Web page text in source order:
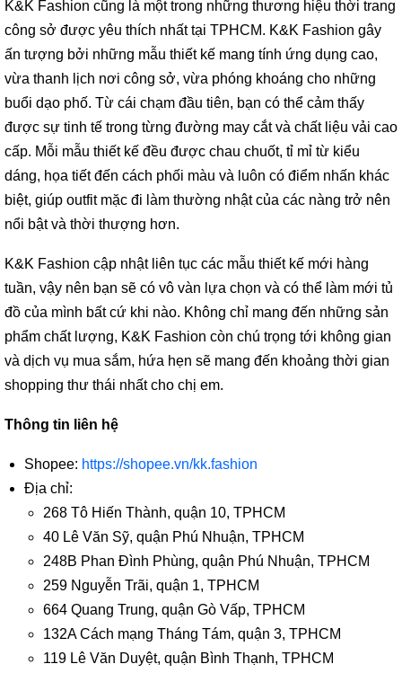
K&K Fashion cũng là một trong những thương hiệu thời trang
công sở được yêu thích nhất tại TPHCM. K&K Fashion gây
ấn tượng bởi những mẫu thiết kế mang tính ứng dụng cao,
vừa thanh lịch nơi công sở, vừa phóng khoáng cho những
buổi dạo phố. Từ cái chạm đầu tiên, bạn có thể cảm thấy
được sự tinh tế trong từng đường may cắt và chất liệu vải cao
cấp. Mỗi mẫu thiết kế đều được chau chuốt, tỉ mỉ từ kiểu
dáng, họa tiết đến cách phối màu và luôn có điểm nhấn khác
biệt, giúp outfit mặc đi làm thường nhật của các nàng trở nên
nổi bật và thời thượng hơn.
K&K Fashion cập nhật liên tục các mẫu thiết kế mới hàng
tuần, vậy nên bạn sẽ có vô vàn lựa chọn và có thể làm mới tủ
đồ của mình bất cứ khi nào. Không chỉ mang đến những sản
phẩm chất lượng, K&K Fashion còn chú trọng tới không gian
và dịch vụ mua sắm, hứa hẹn sẽ mang đến khoảng thời gian
shopping thư thái nhất cho chị em.
Thông tin liên hệ
Shopee: https://shopee.vn/kk.fashion
Địa chỉ:
268 Tô Hiến Thành, quận 10, TPHCM
40 Lê Văn Sỹ, quận Phú Nhuận, TPHCM
248B Phan Đình Phùng, quận Phú Nhuận, TPHCM
259 Nguyễn Trãi, quận 1, TPHCM
664 Quang Trung, quận Gò Vấp, TPHCM
132A Cách mạng Tháng Tám, quận 3, TPHCM
119 Lê Văn Duyệt, quận Bình Thạnh, TPHCM